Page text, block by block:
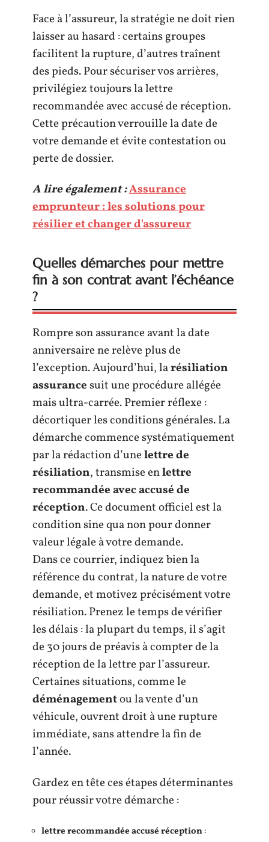
Face à l’assureur, la stratégie ne doit rien
laisser au hasard : certains groupes
facilitent la rupture, d’autres traînent
des pieds. Pour sécuriser vos arrières,
privilégiez toujours la lettre
recommandée avec accusé de réception.
Cette précaution verrouille la date de
votre demande et évite contestation ou
perte de dossier.
A lire également :Assurance
emprunteur : les solutions pour
résilier et changer d'assureur
Quelles démarches pour mettre
fin à son contrat avant l’échéance
?
Rompre son assurance avant la date
anniversaire ne relève plus de
l’exception. Aujourd’hui, larésiliation
assurancesuit une procédure allégée
mais ultra-carrée. Premier réflexe :
décortiquer les conditions générales. La
démarche commence systématiquement
par la rédaction d’unelettre de
résiliation, transmise enlettre
recommandée avec accusé de
réception. Ce document officiel est la
condition sine qua non pour donner
valeur légale à votre demande.
Dans ce courrier, indiquez bien la
référence du contrat, la nature de votre
demande, et motivez précisément votre
résiliation. Prenez le temps de vérifier
les délais : la plupart du temps, il s’agit
de 30 jours de préavis à compter de la
réception de la lettre par l’assureur.
Certaines situations, comme le
déménagementou la vente d’un
véhicule, ouvrent droit à une rupture
immédiate, sans attendre la fin de
l’année.
Gardez en tête ces étapes déterminantes
pour réussir votre démarche :
lettre recommandée accusé réception: